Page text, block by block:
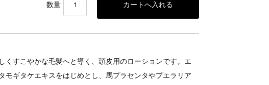
数量
くすこやかな毛髪へと導く、頭皮用のローションです。エ
モギタケエキスをはじめとし、馬プラセンタやプエラリア